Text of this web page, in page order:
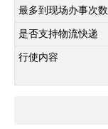
最多到现场办事次数
是否支持物流快递
行使内容